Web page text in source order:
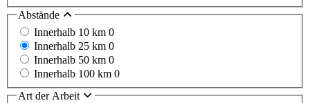
Abstände
Innerhalb 10 km 0
Innerhalb 25 km 0
Innerhalb 50 km 0
Innerhalb 100 km 0
Art der Arbeit